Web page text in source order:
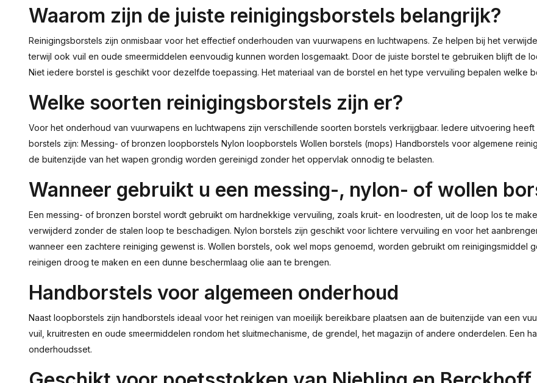
Waarom zijn de juiste reinigingsborstels belangrijk?
Reinigingsborstels zijn onmisbaar voor het effectief onderhouden van vuurwapens en luchtwapens. Ze helpen bij het
terwijl ook vuil en oude smeermiddelen eenvoudig kunnen worden losgemaakt. Door de juiste borstel te gebruiken blijft de
Niet iedere borstel is geschikt voor dezelfde toepassing. Het materiaal van de borstel en het type vervuiling bepalen welke
Welke soorten reinigingsborstels zijn er?
Voor het onderhoud van vuurwapens en luchtwapens zijn verschillende soorten borstels verkrijgbaar. Iedere uitvoering
borstels zijn: Messing- of bronzen loopborstels Nylon loopborstels Wollen borstels (mops) Handborstels voor algemene
de buitenzijde van het wapen grondig worden gereinigd zonder het oppervlak onnodig te belasten.
Wanneer gebruikt u een messing-, nylon- of wollen
Een messing- of bronzen borstel wordt gebruikt om hardnekkige vervuiling, zoals kruit- en loodresten, uit de loop los te
verwijderd zonder de stalen loop te beschadigen. Nylon borstels zijn geschikt voor lichtere vervuiling en voor het
wanneer een zachtere reiniging gewenst is. Wollen borstels, ook wel mops genoemd, worden gebruikt om
reinigen droog te maken en een dunne beschermlaag olie aan te brengen.
Handborstels voor algemeen onderhoud
Naast loopborstels zijn handborstels ideaal voor het reinigen van moeilijk bereikbare plaatsen aan de buitenzijde van een
vuil, kruitresten en oude smeermiddelen rondom het sluitmechanisme, de grendel, het magazijn of andere onderdelen. Een
onderhoudsset.